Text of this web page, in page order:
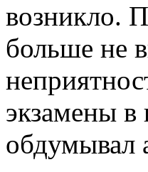
возникло.
больше не
экзамены в
обдумывал